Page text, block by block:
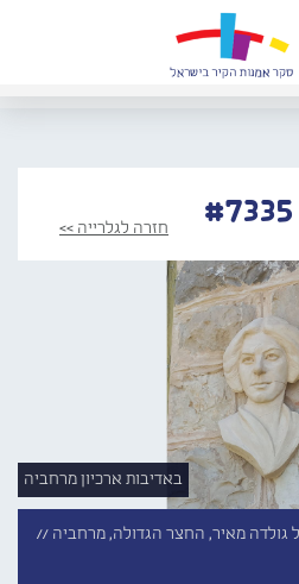
חזרה לגלרייה >>
באדיבות ארכיון מרחביה
מאיר, החצר הגדולה, מרחביה //